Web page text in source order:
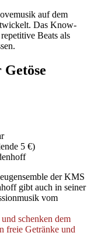
auf dem
Das Know-
Beats als
5 €)
der KMS
gibt auch in seiner
vom
und schenken dem
freie Getränke und